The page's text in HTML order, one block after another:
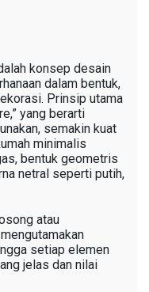
konsep desain
dalam bentuk,
Prinsip utama
yang berarti
semakin kuat
minimalis
bentuk geometris
netral seperti putih,
atau
setiap elemen
jelas dan nilai